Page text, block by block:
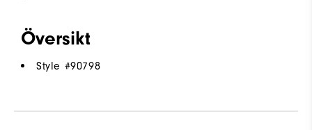
Översikt
Style #90798